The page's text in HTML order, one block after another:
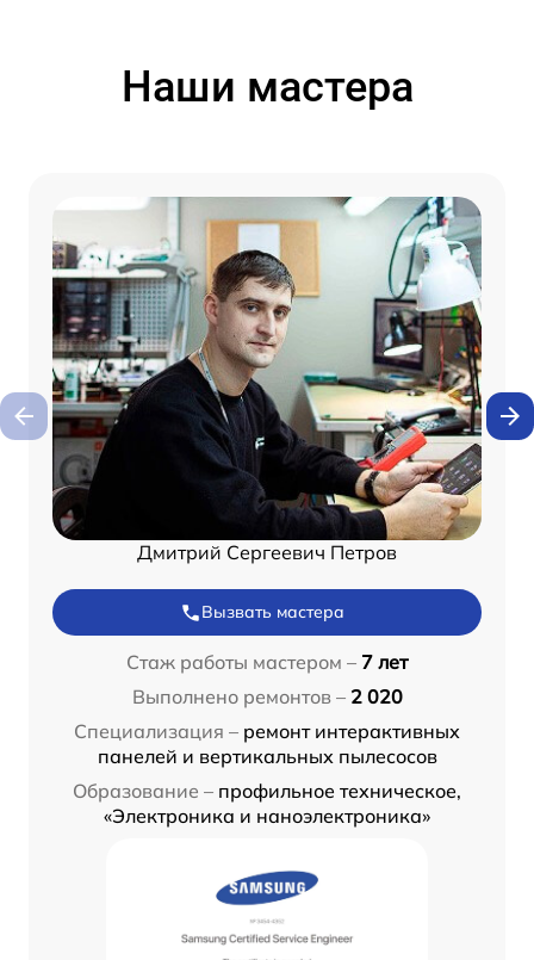
Наши мастера
Дмитрий Сергеевич Петров
Вызвать мастера
Стаж работы мастером – 7 лет
Выполнено ремонтов – 2 020
Специализация – ремонт интерактивных
панелей и вертикальных пылесосов
Образование – профильное техническое,
«Электроника и наноэлектроника»